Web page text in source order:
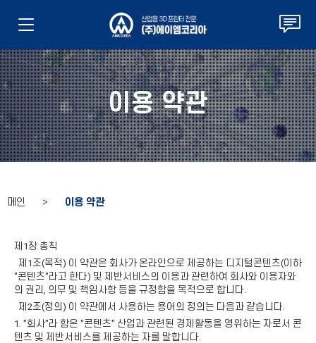
이용 약관
메인 > 이용 약관
제1장 총칙
제1조(목적) 이 약관은 회사가 온라인으로 제공하는 디지털콘텐츠(이하
"콘텐츠"라고 한다) 및 제반서비스의 이용과 관련하여 회사와 이용자와
의 권리, 의무 및 책임사항 등을 규정함을 목적으로 합니다.
제2조(정의) 이 약관에서 사용하는 용어의 정의는 다음과 같습니다.
1. "회사"라 함은 "콘텐츠" 산업과 관련된 경제활동을 영위하는 자로서 콘
텐츠 및 제반서비스를 제공하는 자를 말합니다.